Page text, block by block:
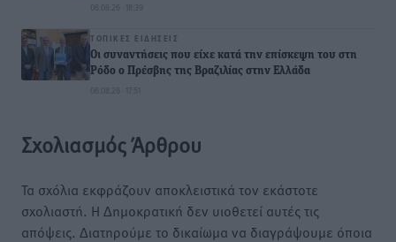
06.08.26 · 18:39
ΤΟΠΙΚΈΣ ΕΙΔΉΣΕΙΣ
Οι συναντήσεις που είχε κατά την επίσκεψη του στη
Ρόδο ο Πρέσβης της Βραζιλίας στην Ελλάδα
06.08.26 · 17:51
Σχολιασμός Άρθρου
Τα σχόλια εκφράζουν αποκλειστικά τον εκάστοτε
σχολιαστή. Η Δημοκρατική δεν υιοθετεί αυτές τις
απόψεις. Διατηρούμε το δικαίωμα να διαγράψουμε όποια